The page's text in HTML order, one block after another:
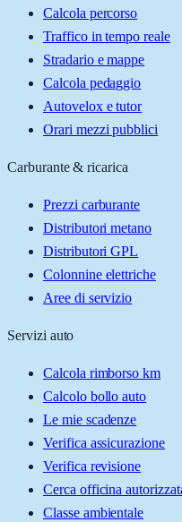
Calcola percorso
Traffico in tempo reale
Stradario e mappe
Calcola pedaggio
Autovelox e tutor
Orari mezzi pubblici
Carburante & ricarica
Prezzi carburante
Distributori metano
Distributori GPL
Colonnine elettriche
Aree di servizio
Servizi auto
Calcola rimborso km
Calcolo bollo auto
Le mie scadenze
Verifica assicurazione
Verifica revisione
Cerca officina
Classe ambientale